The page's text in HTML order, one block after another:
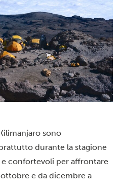
sono
durante la stagione
confortevoli per affrontare
e da dicembre a